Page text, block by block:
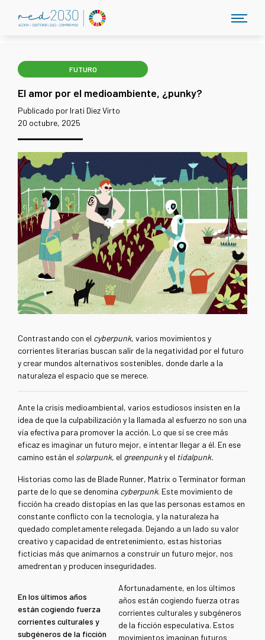
FUTURO
El amor por el medioambiente, ¿punky?
Publicado por Irati Diez Virto
20 octubre, 2025
Contrastando con el cyberpunk, varios movimientos y
corrientes literarias buscan salir de la negatividad por el futuro
y crear mundos alternativos sostenibles, donde darle a la
naturaleza el espacio que se merece.
Ante la crisis medioambiental, varios estudiosos insisten en la
idea de que la culpabilización y la llamada al esfuerzo no son una
vía efectiva para promover la acción. Lo que sí se cree más
eficaz es imaginar un futuro mejor, e intentar llegar a él. En ese
camino están el solarpunk, el greenpunky el tidalpunk.
Historias como las de Blade Runner, Matrix o Terminator forman
parte de lo que se denomina cyberpunk. Este movimiento de
ficción ha creado distopías en las que las personas estamos en
constante conflicto con la tecnología, y la naturaleza ha
quedado completamente relegada. Dejando a un lado su valor
creativo y capacidad de entretenimiento, estas historias
ficticias más que animarnos a construir un futuro mejor, nos
amedrentan y producen inseguridades.
En los últimos años
están cogiendo fuerza
corrientes culturales y
subgéneros de la ficción
Afortunadamente, en los últimos
años están cogiendo fuerza otras
corrientes culturales y subgéneros
de la ficción especulativa. Estos
movimientos imaginan futuros